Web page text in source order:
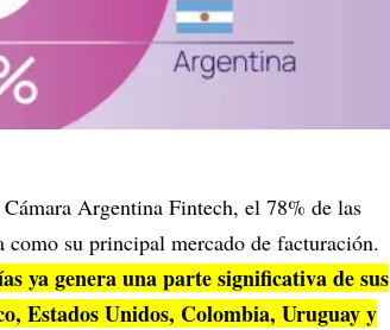
Argentina Fintech, el 78% de las
su principal mercado de facturación.
ya genera una parte significativa de sus
Estados Unidos, Colombia, Uruguay y